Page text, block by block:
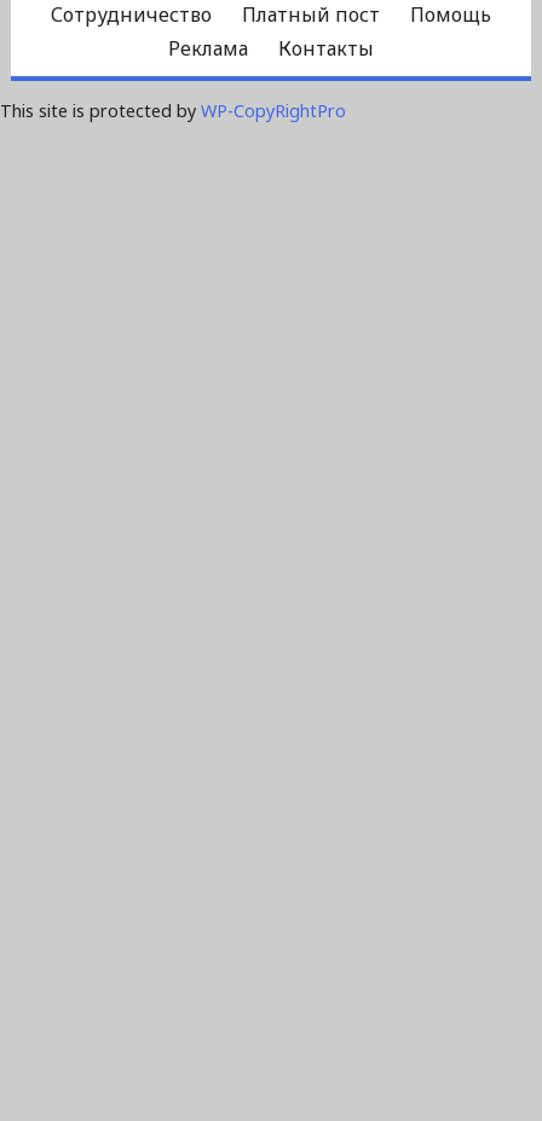
Сотрудничество Платный пост
Помощь
Реклама
Контакты
This site is protected by WP-CopyRightPro